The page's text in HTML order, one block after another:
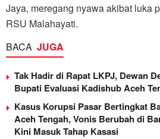
Jaya, meregang nyawa akibat luka
RSU Malahayati.
BACA JUGA
Tak Hadir di Rapat LKPJ, Dewan
Bupati Evaluasi Kadishub Aceh
Kasus Korupsi Pasar Bertingkat
Aceh Tengah, Vonis Berubah di
Kini Masuk Tahap Kasasi